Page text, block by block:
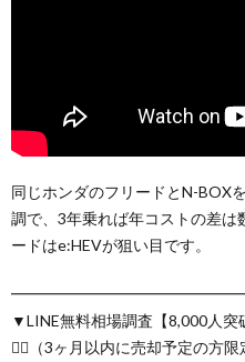
同じホンダのフリードとN-BOX
調で、3年乗れば年コストの差は
ードはe:HEVが狙い目です。
▼LINE無料相場調査【8,000人突
🙋‍♂️（3ヶ月以内に売却予定の方限